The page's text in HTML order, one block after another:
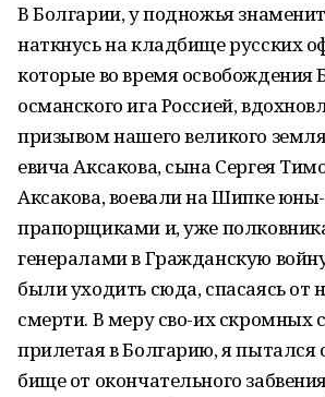
В Болгарии, у подножья
наткнусь на кладбище русских
которые во время освобождения
османского ига Россией,
призывом нашего великого
евича Аксакова, сына Сергея
Аксакова, воевали на Шипке
прапорщиками и, уже
генералами в Гражданскую
были уходить сюда, спасаясь
смерти. В меру сво-их скромных
прилетая в Болгарию, я пытался
бище от окончательного